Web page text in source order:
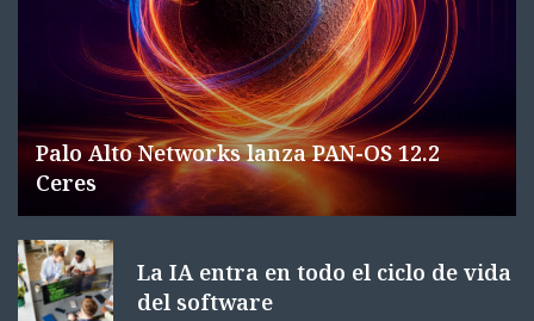
Palo Alto Networks lanza PAN-OS 12.2
Ceres
La IA entra en todo el ciclo de vida
del software